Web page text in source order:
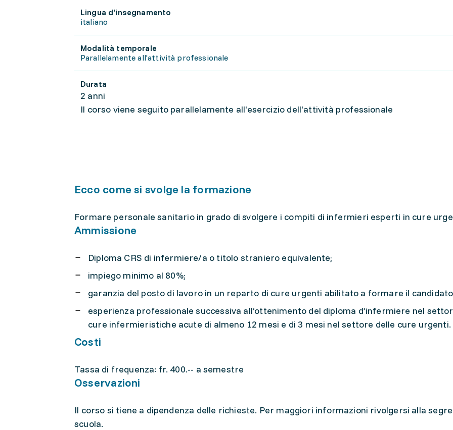
Lingua d'insegnamento
italiano
Modalità temporale
Parallelamente all'attività professionale
Durata
2 anni
Il corso viene seguito parallelamente all'esercizio dell'attività professionale
Ecco come si svolge la formazione
Formare personale sanitario in grado di svolgere i compiti di infermieri esperti in cure
Ammissione
Diploma CRS di infermiere/a o titolo straniero equivalente;
impiego minimo al 80%;
garanzia del posto di lavoro in un reparto di cure urgenti abilitato a formare il
esperienza professionale successiva all’ottenimento del diploma d’infermiere nel
cure infermieristiche acute di almeno 12 mesi e di 3 mesi nel settore delle cure urgenti.
Costi
Tassa di frequenza: fr. 400.-- a semestre
Osservazioni
Il corso si tiene a dipendenza delle richieste. Per maggiori informazioni rivolgersi alla
scuola.